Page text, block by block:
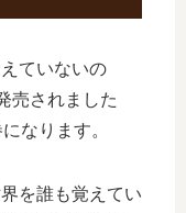
ていないの
売されました
なります。
を誰も覚えてい